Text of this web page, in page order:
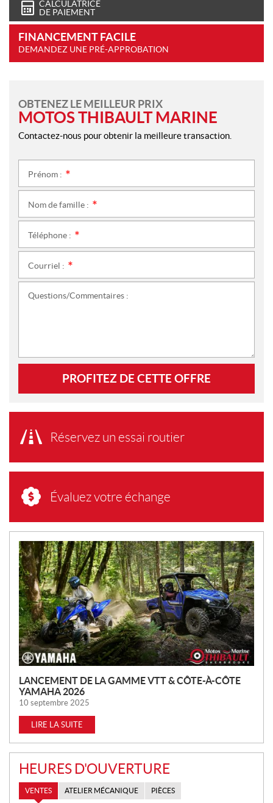
CALCULATRICE
DE PAIEMENT
FINANCEMENT FACILE
DEMANDEZ UNE PRÉ-APPROBATION
OBTENEZ LE MEILLEUR PRIX
MOTOS THIBAULT MARINE
Contactez-nous pour obtenir la meilleure transaction.
Prénom :
Nom de famille :
Téléphone :
Courriel :
Questions/Commentaires :
PROFITEZ DE CETTE OFFRE
Réservez un essai routier
Évaluez votre échange
N
O
U
V
E
L
L
E
S
LANCEMENT DE LA GAMME VTT & CÔTE-À-CÔTE
YAMAHA 2026
10 septembre 2025
LIRE LA SUITE
HEURES D'OUVERTURE
VENTES ATELIER MÉCANIQUE PIÈCES